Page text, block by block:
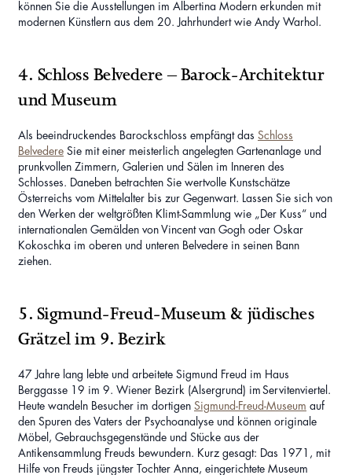
können Sie die Ausstellungen im Albertina Modern erkunden mit
modernen Künstlern aus dem 20. Jahrhundert wie Andy Warhol.
4. Schloss Belvedere – Barock-Architektur
und Museum
Als beeindruckendes Barockschloss empfängt das Schloss
Belvedere Sie mit einer meisterlich angelegten Gartenanlage und
prunkvollen Zimmern, Galerien und Sälen im Inneren des
Schlosses. Daneben betrachten Sie wertvolle Kunstschätze
Österreichs vom Mittelalter bis zur Gegenwart. Lassen Sie sich von
den Werken der weltgrößten Klimt-Sammlung wie „Der Kuss“ und
internationalen Gemälden von Vincent van Gogh oder Oskar
Kokoschka im oberen und unteren Belvedere in seinen Bann
ziehen.
5. Sigmund-Freud-Museum & jüdisches
Grätzel im 9. Bezirk
47 Jahre lang lebte und arbeitete Sigmund Freud im Haus
Berggasse 19 im 9. Wiener Bezirk (Alsergrund) im Servitenviertel.
Heute wandeln Besucher im dortigen Sigmund-Freud-Museum auf
den Spuren des Vaters der Psychoanalyse und können originale
Möbel, Gebrauchsgegenstände und Stücke aus der
Antikensammlung Freuds bewundern. Kurz gesagt: Das 1971, mit
Hilfe von Freuds jüngster Tochter Anna, eingerichtete Museum